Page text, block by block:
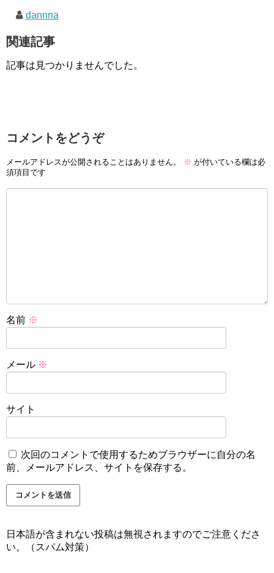
dannna
関連記事
記事は見つかりませんでした。
コメントをどうぞ
メールアドレスが公開されることはありません。 ※ が付いている欄は必
須項目です
名前 ※
メール ※
サイト
次回のコメントで使用するためブラウザーに自分の名
前、メールアドレス、サイトを保存する。
日本語が含まれない投稿は無視されますのでご注意くださ
い。（スパム対策）